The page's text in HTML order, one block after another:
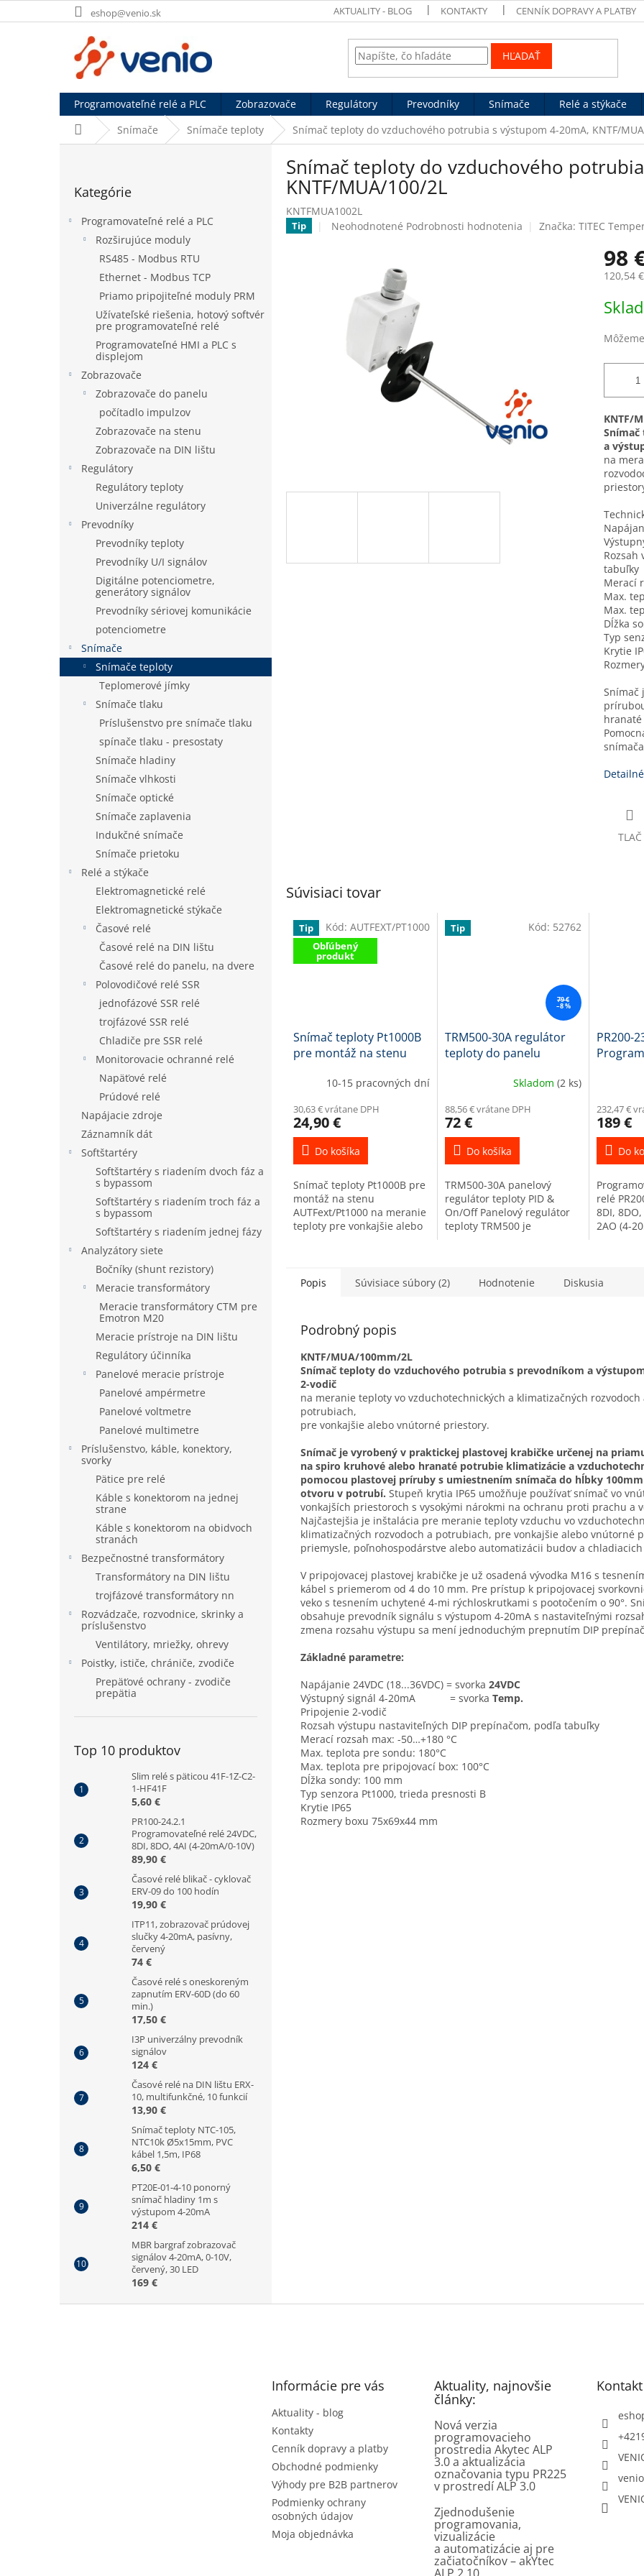
na
eshop@venio.sk AKTUALITY - BLOG KONTAKTY CENNÍK DOPRAVY A PLATBY
HĽADAŤ
Programovateľné relé a PLC Zobrazovače Regulátory Prevodníky Snímače Relé a stýkače
DomovSnímače Snímače teploty Snímač teploty do vzduchového potrubia s výstupom 4-20mA, KNTF/
kategórie
Kategórie
Programovateľné relé a PLC
Rozširujúce moduly
RS485 - Modbus RTU
Ethernet - Modbus TCP
Priamo pripojiteľné moduly PRM
Užívateľské riešenia, hotový softvér
pre programovateľné relé
Programovateľné HMI a PLC s
displejom
Zobrazovače
Zobrazovače do panelu
počítadlo impulzov
Zobrazovače na stenu
Zobrazovače na DIN lištu
Regulátory
Regulátory teploty
Univerzálne regulátory
Prevodníky
Prevodníky teploty
Prevodníky U/I signálov
Digitálne potenciometre,
generátory signálov
Prevodníky sériovej komunikácie
potenciometre
Snímače
Snímače teploty
Teplomerové jímky
Snímače tlaku
Príslušenstvo pre snímače tlaku
spínače tlaku - presostaty
Snímače hladiny
Snímače vlhkosti
Snímače optické
Snímače zaplavenia
Indukčné snímače
Snímače prietoku
Relé a stýkače
Elektromagnetické relé
Elektromagnetické stýkače
Časové relé
Časové relé na DIN lištu
Časové relé do panelu, na dvere
Polovodičové relé SSR
jednofázové SSR relé
trojfázové SSR relé
Chladiče pre SSR relé
Monitorovacie ochranné relé
Napäťové relé
Prúdové relé
Napájacie zdroje
Záznamník dát
Softštartéry
Softštartéry s riadením dvoch fáz a
s bypassom
Softštartéry s riadením troch fáz a
s bypassom
Softštartéry s riadením jednej fázy
Analyzátory siete
Bočníky (shunt rezistory)
Meracie transformátory
Meracie transformátory CTM pre
Emotron M20
Meracie prístroje na DIN lištu
Regulátory účinníka
Panelové meracie prístroje
Panelové ampérmetre
Panelové voltmetre
Panelové multimetre
Príslušenstvo, káble, konektory,
svorky
Pätice pre relé
Káble s konektorom na jednej
strane
Káble s konektorom na obidvoch
stranách
Bezpečnostné transformátory
Transformátory na DIN lištu
trojfázové transformátory nn
Rozvádzače, rozvodnice, skrinky a
príslušenstvo
Ventilátory, mriežky, ohrevy
Poistky, ističe, chrániče, zvodiče
Prepäťové ochrany - zvodiče
prepätia
Top 10 produktov
Slim relé s päticou 41F-1Z-C2-
1-HF41F
5,60 €
PR100-24.2.1
Programovateľné relé 24VDC,
8DI, 8DO, 4AI (4-20mA/0-10V)
89,90 €
Časové relé blikač - cyklovač
ERV-09 do 100 hodín
19,90 €
ITP11, zobrazovač prúdovej
slučky 4-20mA, pasívny,
červený
74 €
Časové relé s oneskoreným
zapnutím ERV-60D (do 60
min.)
17,50 €
I3P univerzálny prevodník
signálov
124 €
Časové relé na DIN lištu ERX-
10, multifunkčné, 10 funkcií
13,90 €
Snímač teploty NTC-105,
NTC10k Ø5x15mm, PVC
kábel 1,5m, IP68
6,50 €
PT20E-01-4-10 ponorný
snímač hladiny 1m s
výstupom 4-20mA
214 €
MBR bargraf zobrazovač
signálov 4-20mA, 0-10V,
červený, 30 LED
169 €
Snímač teploty do vzduchového
KNTF/MUA/100/2L
KNTFMUA1002L
Tip
Priemerné
hviezdičiek.
Neohodnotené Podrobnosti hodnotenia Značka: TITEC
98
120,54
cena:
KNTF/
a
na
Rozsah
tabuľky
Merací
Max.
Max.
Dĺžka
Typ
Krytie
Snímač
TLAČ
Súvisiaci tovar
Tip
Obľúbený
produkt
Snímač teploty Pt1000B
pre montáž na stenu
10-15 pracovných dní
30,63 € vrátane DPH
24,90 €
Do košíka
Snímač teploty Pt1000B pre
montáž na stenu
AUTFext/Pt1000 na meranie
teploty pre vonkajšie alebo
Kód: AUTFEXT/PT1000 Tip
79 €
–8 %
TRM500-30A regulátor
teploty do panelu
Skladom (2 ks)
88,56 € vrátane DPH
72 €
Do košíka
TRM500-30A panelový
regulátor teploty PID &
On/Off Panelový regulátor
teploty TRM500 je
odporové...
Kód: 52762
PR200-
232,47 €
189 €
Do
relé
8DI,
2AO (4-
Popis Súvisiace súbory (2) Hodnotenie Diskusia
Podrobný popis
KNTF/MUA/100mm/2L
Snímač teploty do vzduchového potrubia s prevodníkom a
2-vodič
na meranie teploty vo vzduchotechnických a klimatizačných rozvodoch
potrubiach,
pre vonkajšie alebo vnútorné priestory.
Snímač je vyrobený v praktickej plastovej krabičke určenej na
na spiro kruhové alebo hranaté potrubie klimatizácie a
pomocou plastovej príruby s umiestnením snímača do hĺbky
otvoru v potrubí. Stupeň krytia IP65 umožňuje používať snímač vo
vonkajších priestoroch s vysokými nárokmi na ochranu proti prachu a
Najčastejšia je inštalácia pre meranie teploty vzduchu vo
klimatizačných rozvodoch a potrubiach, pre vonkajšie alebo vnútorné
priemysle, poľnohospodárstve alebo automatizácii budov a chladiacich
V pripojovacej plastovej krabičke je už osadená vývodka M16 s
kábel s priemerom od 4 do 10 mm. Pre prístup k pripojovacej
veko s tesnením uchytené 4-mi rýchloskrutkami s pootočením o 90°.
obsahuje prevodník signálu s výstupom 4-20mA s nastaviteľnými
zmena rozsahu výstupu sa mení jednoduchým prepnutím DIP
Základné parametre:
Napájanie 24VDC (18...36VDC) = svorka 24VDC
Výstupný signál 4-20mA = svorka Temp.
Pripojenie 2-vodič
Rozsah výstupu nastaviteľných DIP prepínačom, podľa tabuľky
Merací rozsah max: -50…+180 °C
Max. teplota pre sondu: 180°C
Max. teplota pre pripojovací box: 100°C
Dĺžka sondy: 100 mm
Typ senzora Pt1000, trieda presnosti B
Krytie IP65
Rozmery boxu 75x69x44 mm
Informácie pre vás
Aktuality - blog
Kontakty
Cenník dopravy a platby
Obchodné podmienky
Výhody pre B2B partnerov
Podmienky ochrany
osobných údajov
Moja objednávka
Aktuality, najnovšie
články:
Nová verzia
programovacieho
prostredia Akytec ALP
3.0 a aktualizácia
označovania typu PR225
v prostredí ALP 3.0
Zjednodušenie
programovania,
vizualizácie
a automatizácie aj pre
začiatočníkov – akYtec
Kontakt